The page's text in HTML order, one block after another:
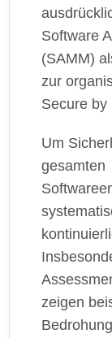
Software
(SAMM)
zur
Secure by
Um
gesamten
zeigen